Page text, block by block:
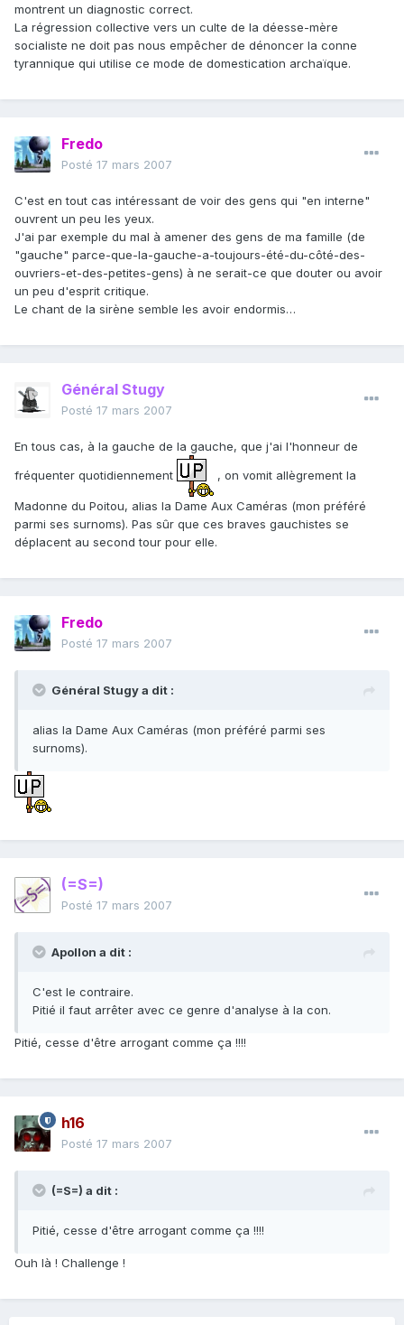
montrent un diagnostic correct.
La régression collective vers un culte de la déesse-mère
socialiste ne doit pas nous empêcher de dénoncer la conne
tyrannique qui utilise ce mode de domestication archaïque.
Fredo
Posté 17 mars 2007
C'est en tout cas intéressant de voir des gens qui "en interne"
ouvrent un peu les yeux.
J'ai par exemple du mal à amener des gens de ma famille (de
"gauche" parce-que-la-gauche-a-toujours-été-du-côté-des-
ouvriers-et-des-petites-gens) à ne serait-ce que douter ou avoir
un peu d'esprit critique.
Le chant de la sirène semble les avoir endormis…
Général Stugy
Posté 17 mars 2007
En tous cas, à la gauche de la gauche, que j'ai l'honneur de
fréquenter quotidiennement
, on vomit allègrement la
Madonne du Poitou, alias la Dame Aux Caméras (mon préféré
parmi ses surnoms). Pas sûr que ces braves gauchistes se
déplacent au second tour pour elle.
Fredo
Posté 17 mars 2007
Général Stugy a dit :
alias la Dame Aux Caméras (mon préféré parmi ses
surnoms).
(=S=)
Posté 17 mars 2007
Apollon a dit :
C'est le contraire.
Pitié il faut arrêter avec ce genre d'analyse à la con.
Pitié, cesse d'être arrogant comme ça !!!!
h16
Posté 17 mars 2007
(=S=) a dit :
Pitié, cesse d'être arrogant comme ça !!!!
Ouh là ! Challenge !